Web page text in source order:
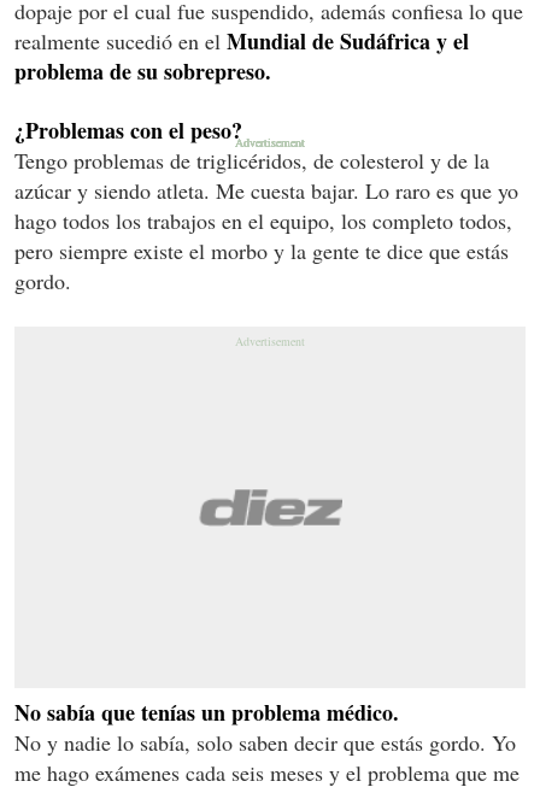
dopaje por el cual fue suspendido, además confiesa lo que
realmente sucedió en el Mundial de Sudáfrica y el
problema de su sobrepreso.
¿Problemas con el peso?
Tengo problemas de triglicéridos, de colesterol y de la
azúcar y siendo atleta. Me cuesta bajar. Lo raro es que yo
hago todos los trabajos en el equipo, los completo todos,
pero siempre existe el morbo y la gente te dice que estás
gordo.
No sabía que tenías un problema médico.
No y nadie lo sabía, solo saben decir que estás gordo. Yo
me hago exámenes cada seis meses y el problema que me